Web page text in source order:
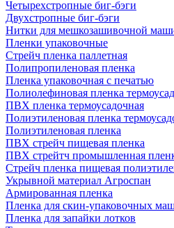
Четырехстропные биг-бэги
Двухстропные биг-бэги
Нитки для мешкозашивочной
Пленки упаковочные
Стрейч пленка паллетная
Полипропиленовая пленка
Пленка упаковочная с печатью
Полиолефиновая пленка
ПВХ пленка термоусадочная
Полиэтиленовая пленка
Полиэтиленовая пленка
ПВХ стрейч пищевая пленка
ПВХ стрейтч промышленная
Стрейч пленка пищевая
Укрывной материал Агроспан
Армированная пленка
Пленка для скин-упаковочных
Пленка для запайки лотков